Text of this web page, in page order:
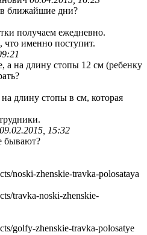
в ближайшие дни?
получаем ежедневно.
что именно поступит.
а на длину стопы 12 см (ребенку
длину стопы в см, которая
09.02.2015, 15:32
бывают?
noski-zhenskie-travka-polosataya
travka-noski-zhenskie-
golfy-zhenskie-travka-polosatye